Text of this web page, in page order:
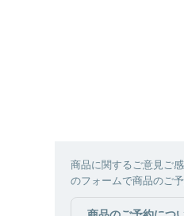
商品に関するご意見ご
のフォームで商品のご予